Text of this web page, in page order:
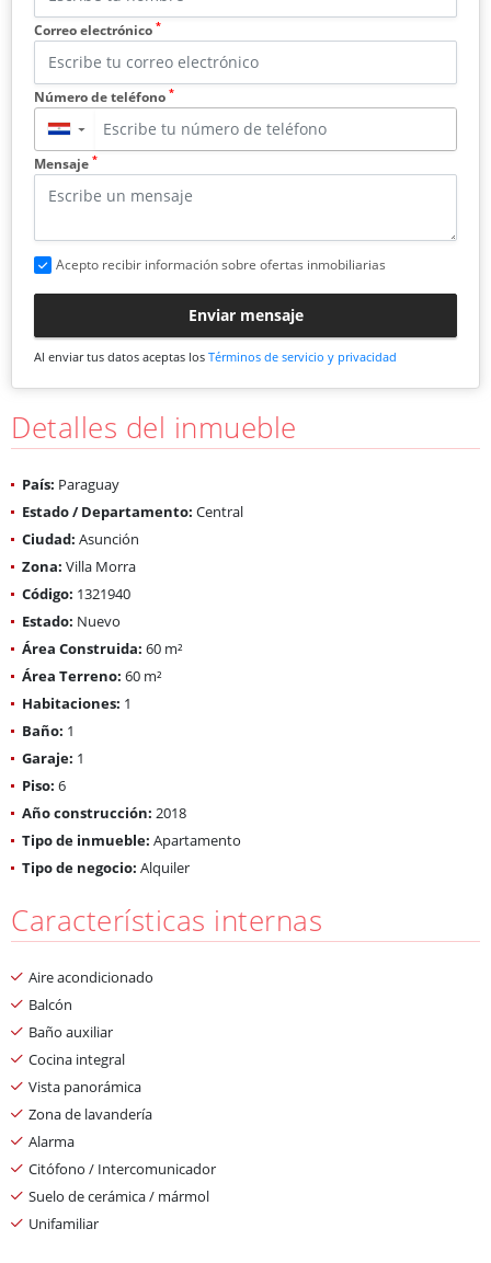
Correo electrónico *
Número de teléfono *
▼
Mensaje *
Acepto recibir información sobre ofertas inmobiliarias
Enviar mensaje
Al enviar tus datos aceptas los Términos de servicio y privacidad
Detalles del inmueble
País: Paraguay
Estado / Departamento: Central
Ciudad: Asunción
Zona: Villa Morra
Código: 1321940
Estado: Nuevo
Área Construida: 60 m²
Área Terreno: 60 m²
Habitaciones: 1
Baño: 1
Garaje: 1
Piso: 6
Año construcción: 2018
Tipo de inmueble: Apartamento
Tipo de negocio: Alquiler
Características internas
Aire acondicionado
Balcón
Baño auxiliar
Cocina integral
Vista panorámica
Zona de lavandería
Alarma
Citófono / Intercomunicador
Suelo de cerámica / mármol
Unifamiliar